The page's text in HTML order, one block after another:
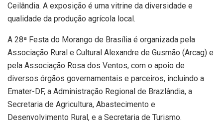
Ceilândia. A exposição é uma vitrine da diversidade e
qualidade da produção agrícola local.
A 28ª Festa do Morango de Brasília é organizada pela
Associação Rural e Cultural Alexandre de Gusmão (Arcag) e
pela Associação Rosa dos Ventos, com o apoio de
diversos órgãos governamentais e parceiros, incluindo a
Emater-DF, a Administração Regional de Brazlândia, a
Secretaria de Agricultura, Abastecimento e
Desenvolvimento Rural, e a Secretaria de Turismo.